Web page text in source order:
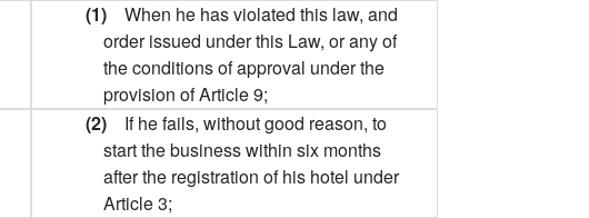
(1) When he has violated this law, and
order issued under this Law, or any of
the conditions of approval under the
provision of Article 9;
(2) If he fails, without good reason, to
start the business within six months
after the registration of his hotel under
Article 3;